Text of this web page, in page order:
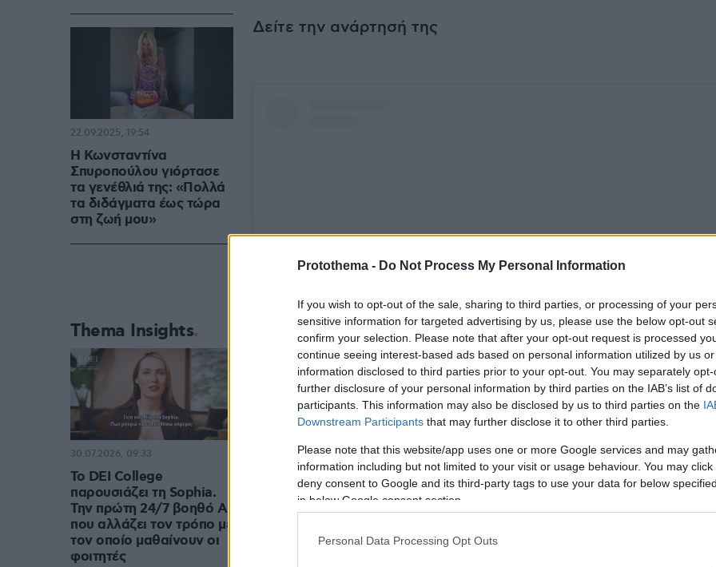
Protothema - Do Not Process My Personal Information
If you wish to opt-out of the sale, sharing to third parties, or processing of your
sensitive information for targeted advertising by us, please use the below opt-out
confirm your selection. Please note that after your opt-out request is processed
continue seeing interest-based ads based on personal information utilized by us
information disclosed to third parties prior to your opt-out. You may separately
further disclosure of your personal information by third parties on the IAB’s list of
participants. This information may also be disclosed by us to third parties on the
Downstream Participants that may further disclose it to other third parties.
Please note that this website/app uses one or more Google services and may
information including but not limited to your visit or usage behaviour. You may
deny consent to Google and its third-party tags to use your data for below
in below Google consent section.
Personal Data Processing Opt Outs
Δείτε την ανάρτησή της
View this post on Instagram
Η Κωνσταντίνα
Σπυροπούλου γιόρτασε
τα γενέθλιά της: «Πολλά
τα διδάγματα έως τώρα
στη ζωή μου»
22.09.2025, 19:54
Thema Insights
Το DEI College
παρουσιάζει τη Sophia.
Την πρώτη 24/7 βοηθό AI
που αλλάζει τον τρόπο με
τον οποίο μαθαίνουν οι
φοιτητές
30.07.2026, 09:33